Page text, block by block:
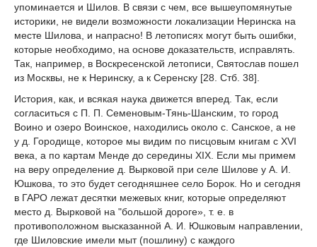
упоминается и Шилов. В связи с чем, все вышеупомянутые
историки, не видели возможности локализации Неринска на
месте Шилова, и напрасно! В летописях могут быть ошибки,
которые необходимо, на основе доказательств, исправлять.
Так, например, в Воскресенской летописи, Святослав пошел
из Москвы, не к Неринску, а к Серенску [28. Стб. 38].
История, как, и всякая наука движется вперед. Так, если
согласиться с П. П. Семеновым-Тянь-Шанским, то город
Воино и озеро Воинское, находились около с. Санское, а не
у д. Городище, которое мы видим по писцовым книгам с XVI
века, а по картам Менде до середины XIX. Если мы примем
на веру определение д. Вырковой при селе Шилове у А. И.
Юшкова, то это будет сегодняшнее село Борок. Но и сегодня
в ГАРО лежат десятки межевых книг, которые определяют
место д. Вырковой на "большой дороге», т. е. в
противоположном высказанной А. И. Юшковым направлении,
где Шиловские имели мыт (пошлину) с каждого